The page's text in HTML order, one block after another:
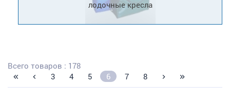
лодочные кресла
Всего товаров : 178
3
4 5 6 7 8